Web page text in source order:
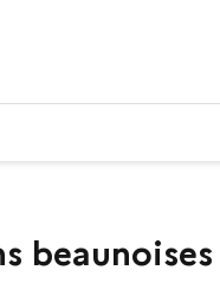
beaunoises